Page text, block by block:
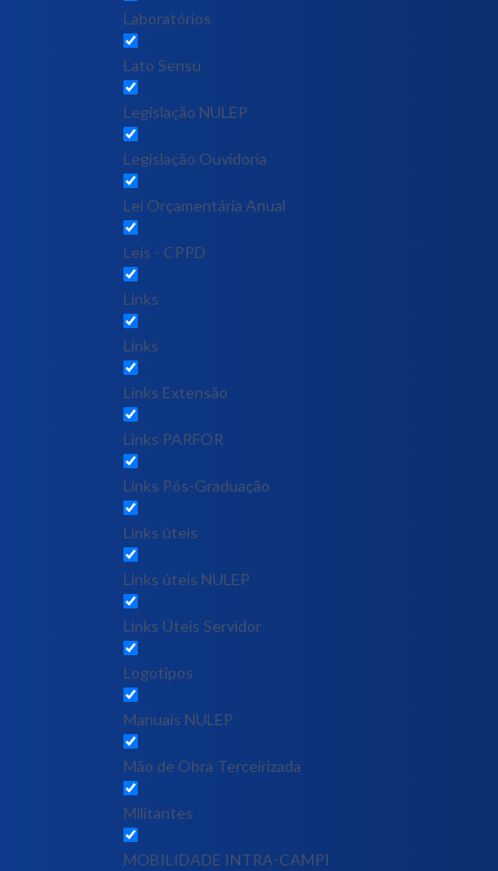
Laboratórios
Lato Sensu
Legislação NULEP
Legislação Ouvidoria
Lei Orçamentária Anual
Leis - CPPD
Links
Links
Links Extensão
Links PARFOR
Links Pós-Graduação
Links úteis
Links úteis NULEP
Links Úteis Servidor
Logotipos
Manuais NULEP
Mão de Obra Terceirizada
Militantes
MOBILIDADE INTRA-CAMPI